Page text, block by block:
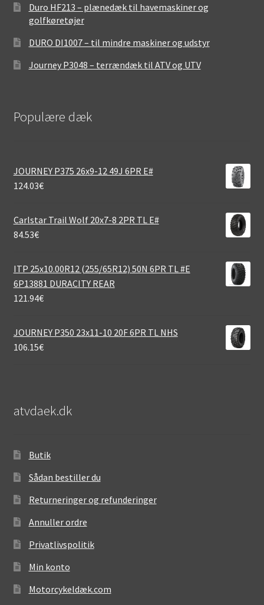
Duro HF213 – plænedæk til havemaskiner og
golfkøretøjer
DURO DI1007 – til mindre maskiner og udstyr
Journey P3048 – terrændæk til ATV og UTV
Populære dæk
JOURNEY P375 26x9-12 49J 6PR E#
124.03€
Carlstar Trail Wolf 20x7-8 2PR TL E#
84.53€
ITP 25x10.00R12 (255/65R12) 50N 6PR TL #E
6P13881 DURACITY REAR
121.94€
JOURNEY P350 23x11-10 20F 6PR TL NHS
106.15€
atvdaek.dk
Butik
Sådan bestiller du
Returneringer og refunderinger
Annuller ordre
Privatlivspolitik
Min konto
Motorcykeldæk.com